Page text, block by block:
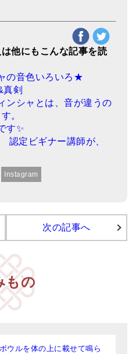
各種
グCD
他にもこんな記事を読
の音色いろいろ★
真剣
ンシャとは、音が違うの
。
す✨
認定ビギナー講師が、
Instagram
次の記事へ
もの
ウルを体の上に載せて鳴ら